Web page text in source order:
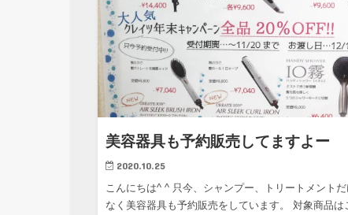
美容器具も予約販売してますよー
2020.10.25
こんにちは^ ^ 只今、シャンプー、トリートメント
なく美容器具も予約販売をしています。 対象商品は